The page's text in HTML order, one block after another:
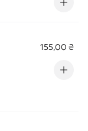
155,00 ₴